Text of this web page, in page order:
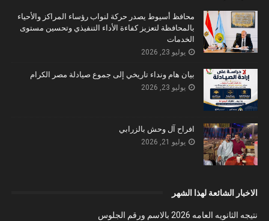
محافظ أسيوط يصدر حركة لنواب رؤساء المراكز والأحياء
بالمحافظة لتعزيز كفاءة الأداء التنفيذي وتحسين مستوى
الخدمات
يوليو 23, 2026
بيان هام ونداء تاريخي إلى جموع صيادلة مصر الكرام
يوليو 23, 2026
افراح آل وحش بالزرابي
يوليو 21, 2026
الاخبار الشائعة لهذا الشهر
نتيجه الثانويه العامه 2026 بالاسم ورقم الجلوس